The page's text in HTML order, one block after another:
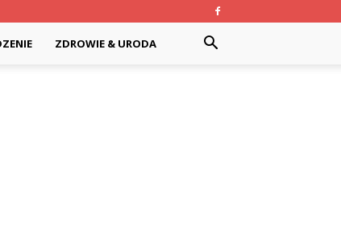
ZDROWIE & URODA